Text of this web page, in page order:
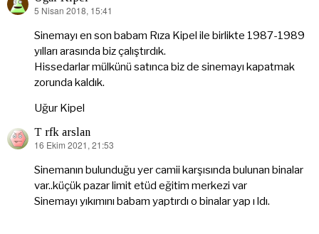
dedi
5 Nisan 2018, 15:41
Sinemayı en son babam Rıza Kipel ile birlikte 1987-1989
yılları arasında biz çalıştırdık.
Hissedarlar mülkünü satınca biz de sinemayı kapatmak
zorunda kaldık.
Uğur Kipel
T rfk arslan
dedi
16 Ekim 2021, 21:53
Sinemanın bulunduğu yer camii karşısında bulunan binalar
var..küçük pazar limit etüd eğitim merkezi var
Sinemayı yıkımını babam yaptırdı o binalar yap ı ldı.